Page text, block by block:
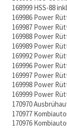
168999 HSS-88
169986 Power
169987 Power
169988 Power
169989 Power
169992 Power
169996 Power
169997 Power
169998 Power
169999 Power
170970
170977
170976